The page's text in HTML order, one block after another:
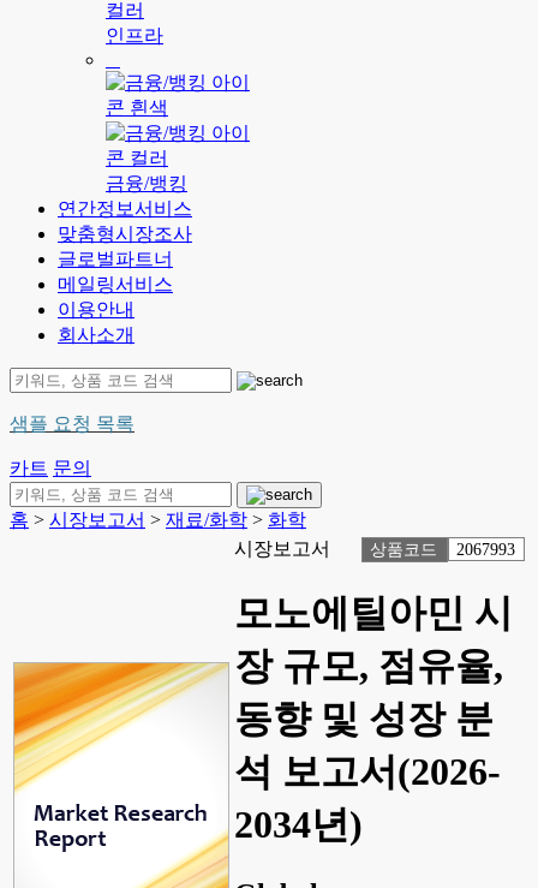
인프라
금융/뱅킹
연간정보서비스
맞춤형시장조사
글로벌파트너
메일링서비스
이용안내
회사소개
샘플 요청 목록
카트 문의
홈 > 시장보고서 > 재료/화학 > 화학
시장보고서
상품코드 2067993
모노에틸아민 시
장 규모, 점유율,
동향 및 성장 분
석 보고서(2026-
2034년)